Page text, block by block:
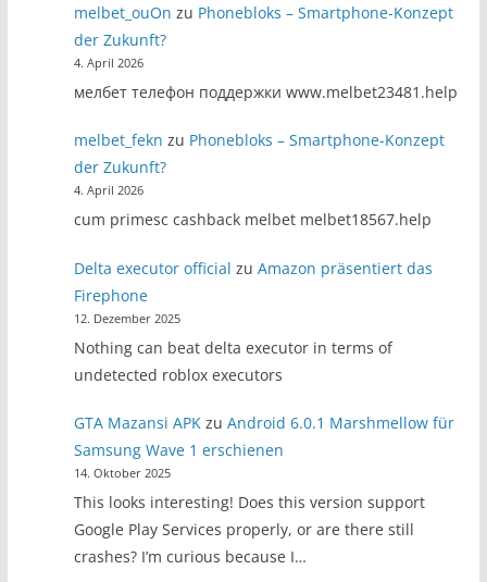
melbet_ouOn zu Phonebloks – Smartphone-Konzept
der Zukunft?
4. April 2026
мелбет телефон поддержки www.melbet23481.help
melbet_fekn zu Phonebloks – Smartphone-Konzept
der Zukunft?
4. April 2026
cum primesc cashback melbet melbet18567.help
Delta executor official zuAmazon präsentiert das
Firephone
12. Dezember 2025
Nothing can beat delta executor in terms of
undetected roblox executors
GTA Mazansi APK zuAndroid 6.0.1 Marshmellow für
Samsung Wave 1 erschienen
14. Oktober 2025
This looks interesting! Does this version support
Google Play Services properly, or are there still
crashes? I’m curious because I…